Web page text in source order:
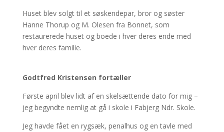
Huset blev solgt til et søskendepar, bror og søster
Hanne Thorup og M. Olesen fra Bonnet, som
restaurerede huset og boede i hver deres ende med
hver deres familie.
Godtfred Kristensen fortæller
Første april blev lidt af en skelsættende dato for mig –
jeg begyndte nemlig at gå i skole i Fabjerg Ndr. Skole.
Jeg havde fået en rygsæk, penalhus og en tavle med